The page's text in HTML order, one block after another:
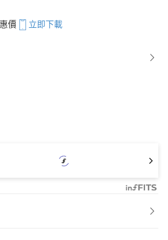
價 立即下載